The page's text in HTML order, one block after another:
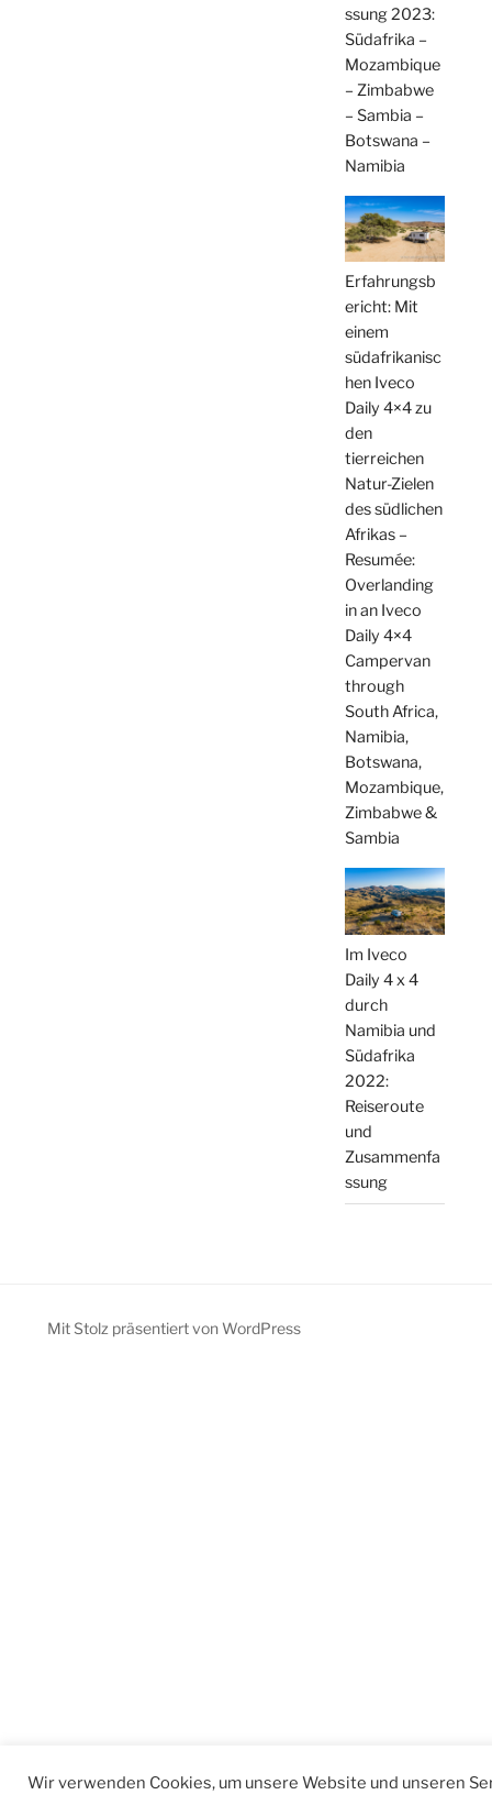
ssung 2023:
Südafrika –
Mozambique
– Zimbabwe
– Sambia –
Botswana –
Namibia
Erfahrungsb
ericht: Mit
einem
südafrikanisc
hen Iveco
Daily 4×4 zu
den
tierreichen
Natur-Zielen
des südlichen
Afrikas –
Resumée:
Overlanding
in an Iveco
Daily 4×4
Campervan
through
South Africa,
Namibia,
Botswana,
Mozambique,
Zimbabwe &
Sambia
Im Iveco
Daily 4 x 4
durch
Namibia und
Südafrika
2022:
Reiseroute
und
Zusammenfa
ssung
Mit Stolz präsentiert von WordPress
Wir verwenden Cookies, um unsere Website und unseren